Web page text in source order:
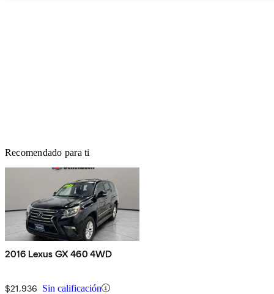
Recomendado para ti
2016 Lexus GX 460 4WD
$21,936 Sin calificación